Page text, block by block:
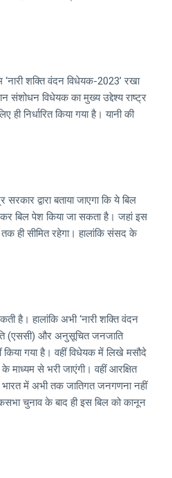
शक्ति वंदन विधेयक-2023’ रखा
विधेयक का मुख्य उद्देश्य राष्ट्र
निर्धारित किया गया है। यानी की
द्वारा बताया जाएगा कि ये बिल
बिल पेश किया जा सकता है। जहां इस
ही सीमित रहेगा। हालांकि संसद के
है। हालांकि अभी ‘नारी शक्ति वंदन
(एससी) और अनुसूचित जनजाति
गया है। वहीं विधेयक में लिखे मसौदे
माध्यम से भरी जाएंगी। वहीं आरक्षित
भारत में अभी तक जातिगत जनगणना नहीं
चुनाव के बाद ही इस बिल को कानून